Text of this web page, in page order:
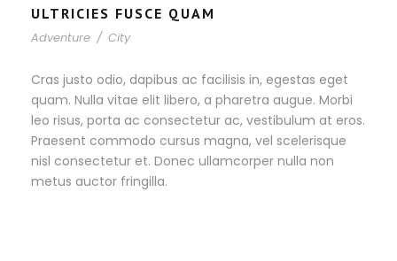
ULTRICIES FUSCE QUAM
Adventure / City
Cras justo odio, dapibus ac facilisis in, egestas eget
quam. Nulla vitae elit libero, a pharetra augue. Morbi
leo risus, porta ac consectetur ac, vestibulum at eros.
Praesent commodo cursus magna, vel scelerisque
nisl consectetur et. Donec ullamcorper nulla non
metus auctor fringilla.